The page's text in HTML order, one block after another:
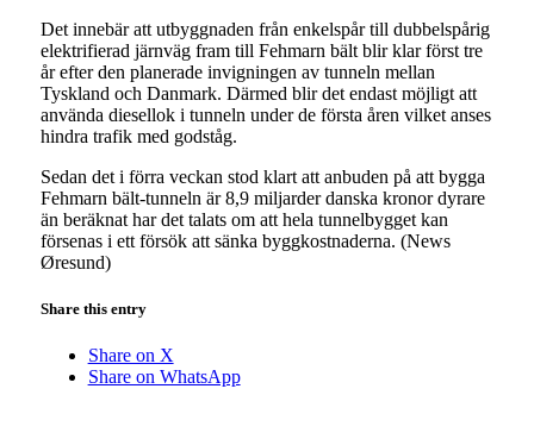
Det innebär att utbyggnaden från enkelspår till dubbelspårig
elektrifierad järnväg fram till Fehmarn bält blir klar först tre
år efter den planerade invigningen av tunneln mellan
Tyskland och Danmark. Därmed blir det endast möjligt att
använda diesellok i tunneln under de första åren vilket anses
hindra trafik med godståg.
Sedan det i förra veckan stod klart att anbuden på att bygga
Fehmarn bält-tunneln är 8,9 miljarder danska kronor dyrare
än beräknat har det talats om att hela tunnelbygget kan
försenas i ett försök att sänka byggkostnaderna. (News
Øresund)
Share this entry
Share on X
Share on WhatsApp